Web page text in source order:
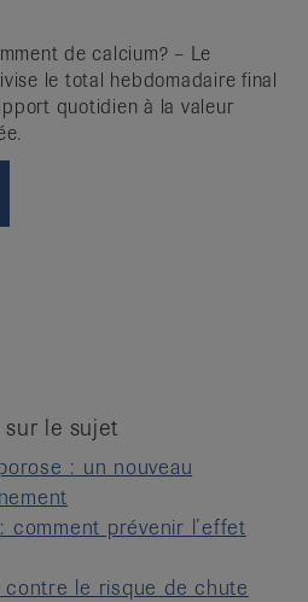
de calcium? – Le
le total hebdomadaire final
quotidien à la valeur
le sujet
: un nouveau
prévenir l’effet
contre le risque de chute